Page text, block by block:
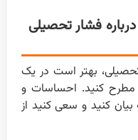
درباره فشار تحصیلی
بهتر است در یک
مطرح کنید. احساسات و
کنید و سعی کنید از